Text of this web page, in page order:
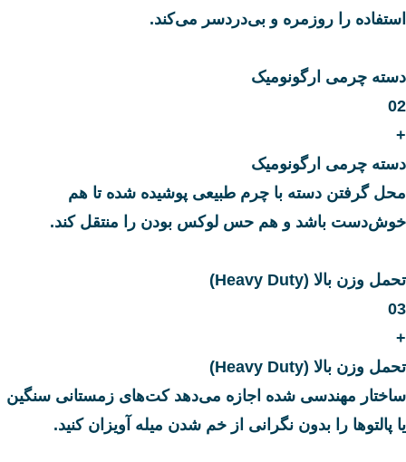
استفاده را روزمره و بی‌دردسر می‌کند.
دسته چرمی ارگونومیک
02
+
دسته چرمی ارگونومیک
محل گرفتن دسته با چرم طبیعی پوشیده شده تا هم
خوش‌دست باشد و هم حس لوکس بودن را منتقل کند.
تحمل وزن بالا (Heavy Duty)
03
+
تحمل وزن بالا (Heavy Duty)
ساختار مهندسی شده اجازه می‌دهد کت‌های زمستانی سنگین
یا پالتوها را بدون نگرانی از خم شدن میله آویزان کنید.